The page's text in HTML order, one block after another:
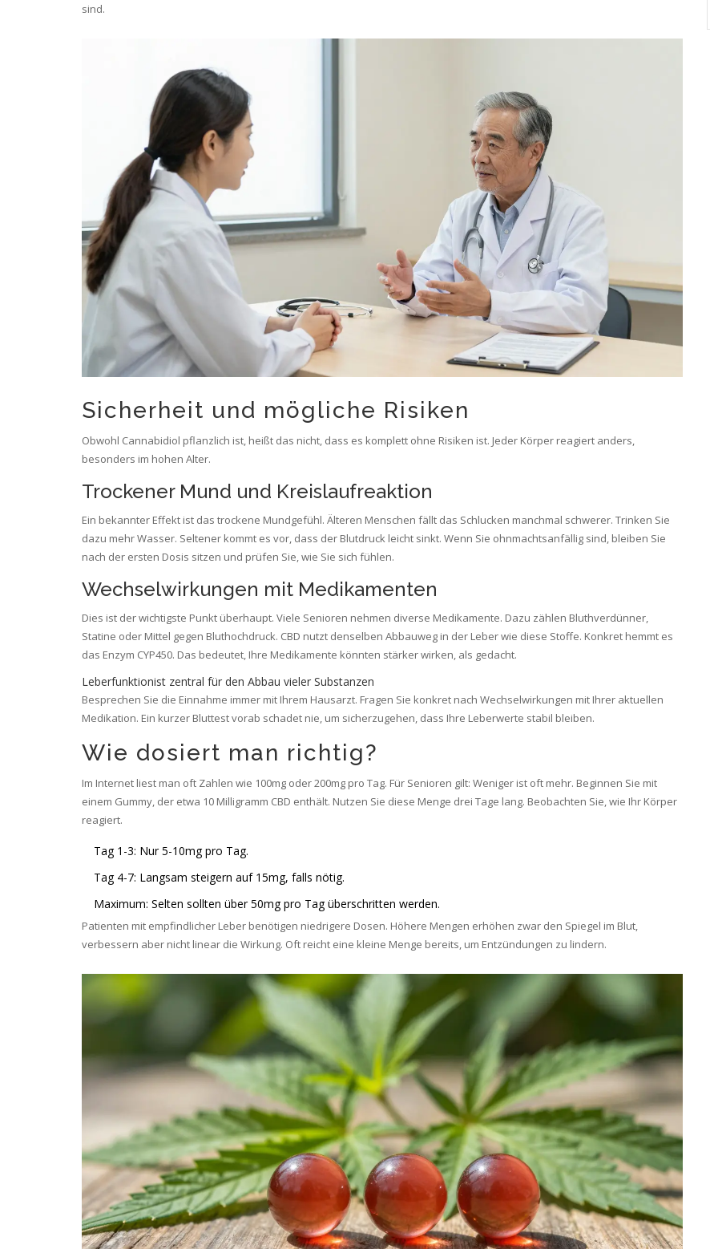
sind.
Sicherheit und mögliche Risiken
Obwohl Cannabidiol pflanzlich ist, heißt das nicht, dass es komplett ohne Risiken ist. Jeder Körper reagiert anders,
besonders im hohen Alter.
Trockener Mund und Kreislaufreaktion
Ein bekannter Effekt ist das trockene Mundgefühl. Älteren Menschen fällt das Schlucken manchmal schwerer. Trinken Sie
dazu mehr Wasser. Seltener kommt es vor, dass der Blutdruck leicht sinkt. Wenn Sie ohnmachtsanfällig sind, bleiben Sie
nach der ersten Dosis sitzen und prüfen Sie, wie Sie sich fühlen.
Wechselwirkungen mit Medikamenten
Dies ist der wichtigste Punkt überhaupt. Viele Senioren nehmen diverse Medikamente. Dazu zählen Bluthverdünner,
Statine oder Mittel gegen Bluthochdruck. CBD nutzt denselben Abbauweg in der Leber wie diese Stoffe. Konkret hemmt es
das Enzym CYP450. Das bedeutet, Ihre Medikamente könnten stärker wirken, als gedacht.
Leberfunktionist zentral für den Abbau vieler Substanzen
Besprechen Sie die Einnahme immer mit Ihrem Hausarzt. Fragen Sie konkret nach Wechselwirkungen mit Ihrer aktuellen
Medikation. Ein kurzer Bluttest vorab schadet nie, um sicherzugehen, dass Ihre Leberwerte stabil bleiben.
Wie dosiert man richtig?
Im Internet liest man oft Zahlen wie 100mg oder 200mg pro Tag. Für Senioren gilt: Weniger ist oft mehr. Beginnen Sie mit
einem Gummy, der etwa 10 Milligramm CBD enthält. Nutzen Sie diese Menge drei Tage lang. Beobachten Sie, wie Ihr Körper
reagiert.
Tag 1-3: Nur 5-10mg pro Tag.
Tag 4-7: Langsam steigern auf 15mg, falls nötig.
Maximum: Selten sollten über 50mg pro Tag überschritten werden.
Patienten mit empfindlicher Leber benötigen niedrigere Dosen. Höhere Mengen erhöhen zwar den Spiegel im Blut,
verbessern aber nicht linear die Wirkung. Oft reicht eine kleine Menge bereits, um Entzündungen zu lindern.